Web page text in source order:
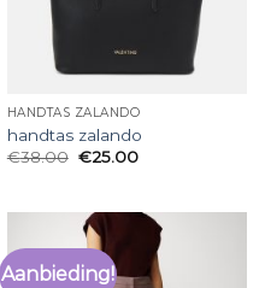
HANDTAS ZALANDO
handtas zalando
€38.00 €25.00
Aanbieding!